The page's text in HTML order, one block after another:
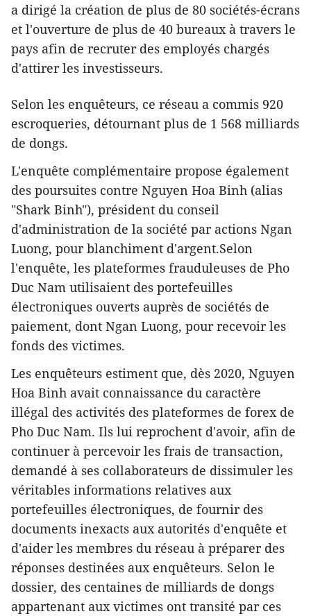
a dirigé la création de plus de 80 sociétés-écrans
et l'ouverture de plus de 40 bureaux à travers le
pays afin de recruter des employés chargés
d'attirer les investisseurs.
Selon les enquêteurs, ce réseau a commis 920
escroqueries, détournant plus de 1 568 milliards
de dongs.
L'enquête complémentaire propose également
des poursuites contre Nguyen Hoa Binh (alias
"Shark Binh"), président du conseil
d'administration de la société par actions Ngan
Luong, pour blanchiment d'argent.Selon
l'enquête, les plateformes frauduleuses de Pho
Duc Nam utilisaient des portefeuilles
électroniques ouverts auprès de sociétés de
paiement, dont Ngan Luong, pour recevoir les
fonds des victimes.
Les enquêteurs estiment que, dès 2020, Nguyen
Hoa Binh avait connaissance du caractère
illégal des activités des plateformes de forex de
Pho Duc Nam. Ils lui reprochent d'avoir, afin de
continuer à percevoir les frais de transaction,
demandé à ses collaborateurs de dissimuler les
véritables informations relatives aux
portefeuilles électroniques, de fournir des
documents inexacts aux autorités d'enquête et
d'aider les membres du réseau à préparer des
réponses destinées aux enquêteurs. Selon le
dossier, des centaines de milliards de dongs
appartenant aux victimes ont transité par ces